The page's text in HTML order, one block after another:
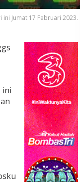
Jumat 17 Februari 2023.
ini